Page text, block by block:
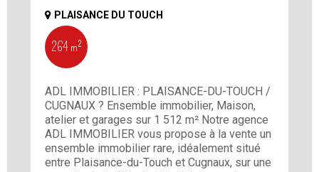
PLAISANCE DU TOUCH
264 m²
ADL IMMOBILIER : PLAISANCE-DU-TOUCH /
CUGNAUX ? Ensemble immobilier, Maison,
atelier et garages sur 1 512 m² Notre agence
ADL IMMOBILIER vous propose à la vente un
ensemble immobilier rare, idéalement situé
entre Plaisance-du-Touch et Cugnaux, sur une